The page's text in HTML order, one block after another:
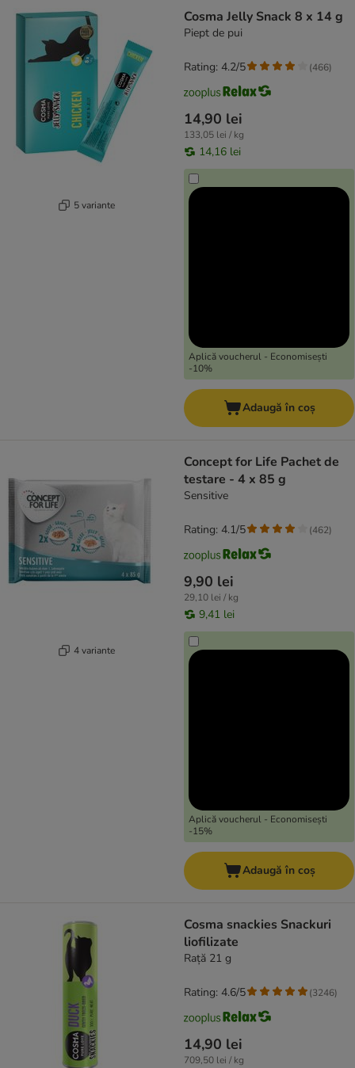
5 variante
Cosma Jelly Snack 8 x 14 g
Piept de pui
14,90 lei
133,05 lei / kg
14,16 lei
Aplică voucherul - Economisești
-10%
Rating: 4.2/5 (466)
Adaugă în coș
4 variante
Concept for Life Pachet de
testare - 4 x 85 g
Sensitive
9,90 lei
29,10 lei / kg
9,41 lei
Aplică voucherul - Economisești
-15%
Rating: 4.1/5 (462)
Adaugă în coș
Cosma snackies Snackuri
liofilizate
Rață 21 g
14,90 lei
709,50 lei / kg
Rating: 4.6/5 (3246)